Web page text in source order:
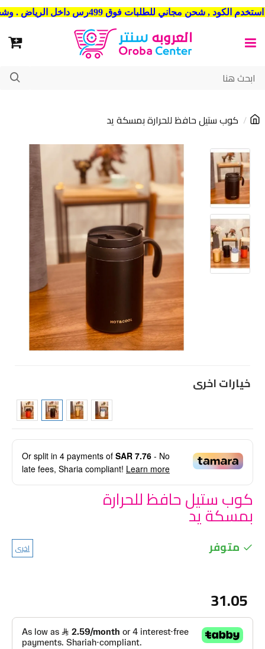
شحن مجاني للطلبات فوق 499رس داخل الرياض . وشحن الي جميع مدن المملكة العربية السعودية
كوب ستيل حافظ للحرارة بمسكة يد
خيارات اخرى
Or split in 4 payments of SAR 7.76 - No
late fees, Sharia compliant! Learn more
كوب ستيل حافظ للحرارة
بمسكة يد
متوفر اخرى
31.05